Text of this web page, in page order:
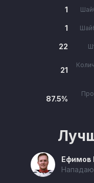
1
1
22
21
87.5%
Ефимов